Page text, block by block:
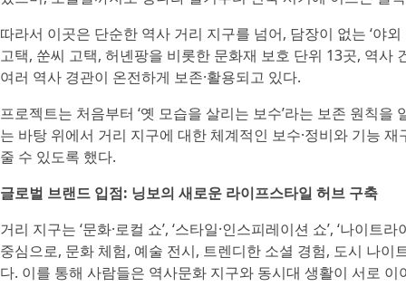
따라서 이곳은 단순한 역사 거리 지구를 넘어, 담장이 없는 ‘야
고택, 쑨씨 고택, 허녠팡을 비롯한 문화재 보호 단위 13곳, 역
여러 역사 경관이 온전하게 보존·활용되고 있다.
프로젝트는 처음부터 ‘옛 모습을 살리는 보수’라는 보존 원칙
는 바탕 위에서 거리 지구에 대한 체계적인 보수·정비와 기능
줄 수 있도록 했다.
글로벌 브랜드 입점: 닝보의 새로운 라이프스타일 허브 구축
거리 지구는 ‘문화·로컬 쇼’, ‘스타일·인스피레이션 쇼’, ‘나이트
중심으로, 문화 체험, 예술 전시, 트렌디한 소셜 경험, 도시 나
다. 이를 통해 사람들은 역사문화 지구와 동시대 생활이 서로